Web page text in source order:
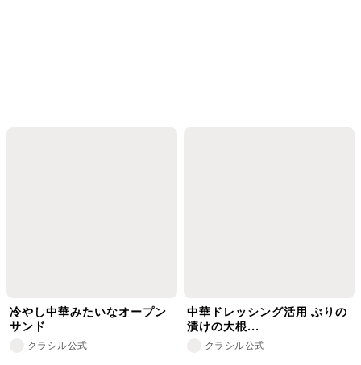
冷やし中華みたいなオープン
サンド
クラシル公式
中華ドレッシング活用 ぶりの
漬けの大根...
クラシル公式